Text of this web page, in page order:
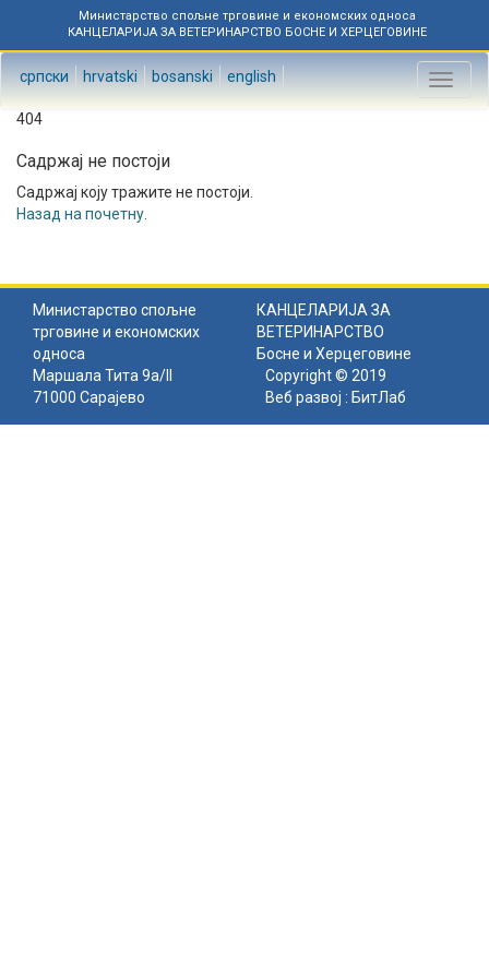
Министарство спољне трговине и економских односа
КАНЦЕЛАРИЈА ЗА ВЕТЕРИНАРСТВО БОСНЕ И ХЕРЦЕГОВИНЕ
српски hrvatski bosanski english
Toggle
404
Садржај не постоји
Садржај коју тражите не постоји.
Назад на почетну
Министарство спољне
трговине и економских
односа
КАНЦЕЛАРИЈА ЗА
ВЕТЕРИНАРСТВО
Босне и Херцеговине
Маршала Тита 9а/II
71000 Сарајево
Copyright © 2019
Веб развој : БитЛаб